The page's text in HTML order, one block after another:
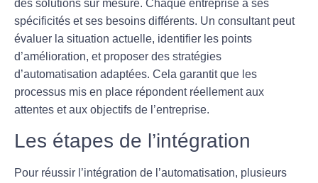
des solutions sur mesure. Chaque entreprise a ses
spécificités et ses besoins différents. Un consultant peut
évaluer la situation actuelle, identifier les points
d’amélioration, et proposer des stratégies
d’automatisation adaptées. Cela garantit que les
processus mis en place répondent réellement aux
attentes et aux objectifs de l’entreprise.
Les étapes de l’intégration
Pour réussir l’intégration de l’automatisation, plusieurs